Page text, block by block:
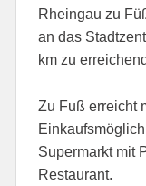
Rheingau zu
an das
km zu
Zu Fuß erreicht
Supermarkt mit
Restaurant.